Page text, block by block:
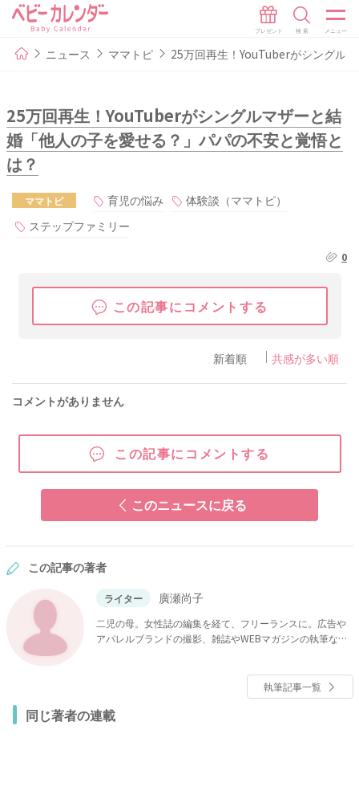
ニュース ママトピ 25万回再生！YouTuberがシングル
25万回再生！YouTuberがシングルマザーと結
婚「他人の子を愛せる？」パパの不安と覚悟と
は？
ママトピ 育児の悩み
体験談（ママトピ）
ステップファミリー
0
この記事にコメントする
新着順 共感が多い順
コメントがありません
この記事にコメントする
このニュースに戻る
この記事の著者
ライター 廣瀬尚子
二児の母。女性誌の編集を経て、フリーランスに。広告や
アパレルブランドの撮影、雑誌やWEBマガジンの執筆など
執筆記事一覧
同じ著者の連載